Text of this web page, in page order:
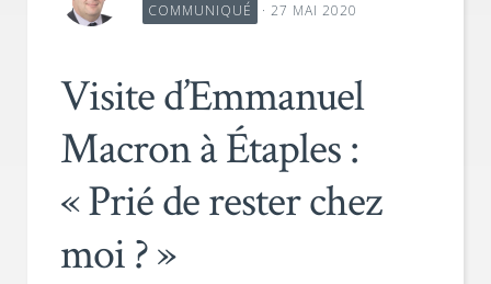
COMMUNIQUÉ · 27 MAI 2020
Visite d’Emmanuel
Macron à Étaples :
« Prié de rester chez
moi ? »